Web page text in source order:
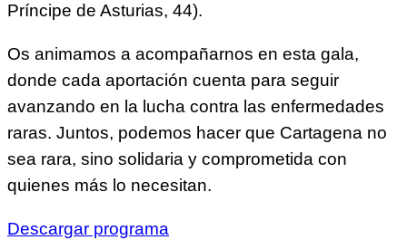
Príncipe de Asturias, 44).
Os animamos a acompañarnos en esta gala,
donde cada aportación cuenta para seguir
avanzando en la lucha contra las enfermedades
raras. Juntos, podemos hacer que Cartagena no
sea rara, sino solidaria y comprometida con
quienes más lo necesitan.
Descargar programa